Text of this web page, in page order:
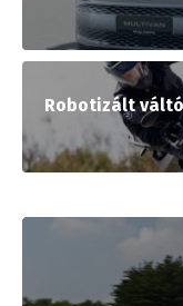
Robotizált